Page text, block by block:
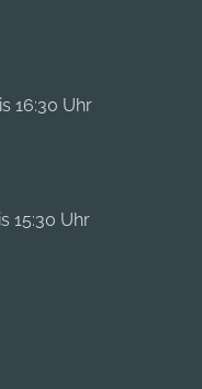
16:30 Uhr
15:30 Uhr